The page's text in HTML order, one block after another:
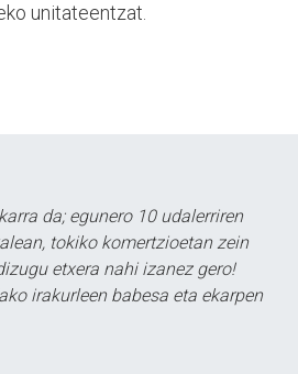
unitateentzat.
da; egunero 10 udalerriren
tokiko komertzioetan zein
etxera nahi izanez gero!
irakurleen babesa eta ekarpen